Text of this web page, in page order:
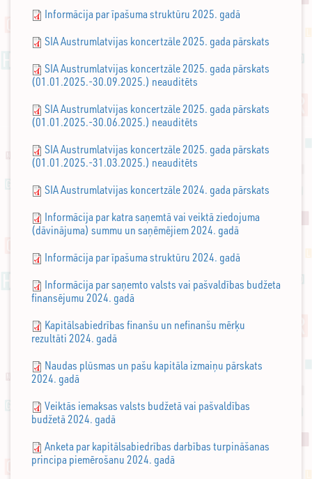
Informācija par īpašuma struktūru 2025. gadā
SIA Austrumlatvijas koncertzāle 2025. gada pārskats
SIA Austrumlatvijas koncertzāle 2025. gada pārskats
(01.01.2025.-30.09.2025.) neauditēts
SIA Austrumlatvijas koncertzāle 2025. gada pārskats
(01.01.2025.-30.06.2025.) neauditēts
SIA Austrumlatvijas koncertzāle 2025. gada pārskats
(01.01.2025.-31.03.2025.) neauditēts
SIA Austrumlatvijas koncertzāle 2024. gada pārskats
Informācija par katra saņemtā vai veiktā ziedojuma
(dāvinājuma) summu un saņēmējiem 2024. gadā
Informācija par īpašuma struktūru 2024. gadā
Informācija par saņemto valsts vai pašvaldības budžeta
finansējumu 2024. gadā
Kapitālsabiedrības finanšu un nefinanšu mērķu
rezultāti 2024. gadā
Naudas plūsmas un pašu kapitāla izmaiņu pārskats
2024. gadā
Veiktās iemaksas valsts budžetā vai pašvaldības
budžetā 2024. gadā
Anketa par kapitālsabiedrības darbības turpināšanas
principa piemērošanu 2024. gadā